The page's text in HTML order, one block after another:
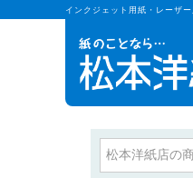
インクジェット用紙・レーザ